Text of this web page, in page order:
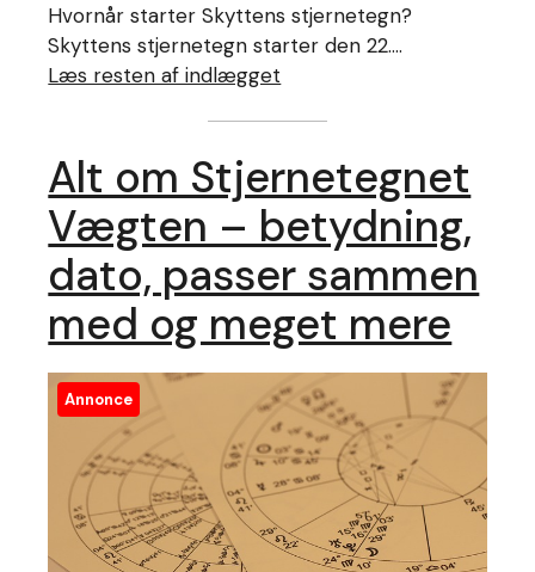
Hvornår starter Skyttens stjernetegn?
Skyttens stjernetegn starter den 22.…
Læs resten af indlægget
Alt om Stjernetegnet
Vægten – betydning,
dato, passer sammen
med og meget mere
Annonce